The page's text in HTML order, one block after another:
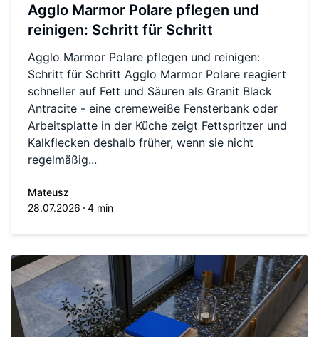
Agglo Marmor Polare pflegen und
reinigen: Schritt für Schritt
Agglo Marmor Polare pflegen und reinigen:
Schritt für Schritt Agglo Marmor Polare reagiert
schneller auf Fett und Säuren als Granit Black
Antracite - eine cremeweiße Fensterbank oder
Arbeitsplatte in der Küche zeigt Fettspritzer und
Kalkflecken deshalb früher, wenn sie nicht
regelmäßig...
Mateusz
28.07.2026
4 min